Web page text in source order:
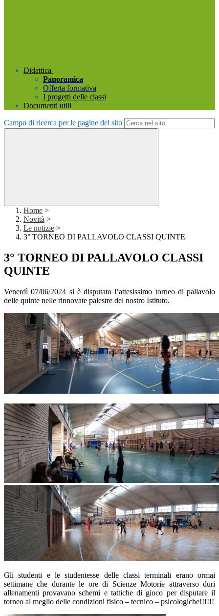
Didattica
Panoramica
Offerta formativa
I progetti delle classi
Documenti utili
Campo di ricerca per le pagine del sito
Home >
Novità >
Le notizie >
3° TORNEO DI PALLAVOLO CLASSI QUINTE
3° TORNEO DI PALLAVOLO CLASSI
QUINTE
Venerdì 07/06/2024 si è disputato l’attesissimo torneo di pallavolo
delle quinte nelle rinnovate palestre del nostro Istituto.
Gli studenti e le studentesse delle classi terminali erano ormai
settimane che durante le ore di Scienze Motorie attraverso duri
allenamenti provavano schemi e tattiche di gioco per disputare il
torneo al meglio delle condizioni fisico – tecnico – psicologiche!!!!!!